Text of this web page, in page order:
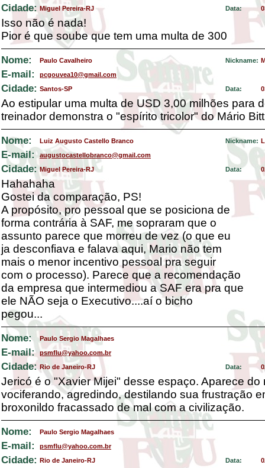
Cidade: Miguel Pereira-RJ Data:
Isso não é nada!
Pior é que soube que tem uma multa de 300
Nome: Paulo Cavalheiro Nickname:
E-mail: pcgouvea10@gmail.com
Cidade: Santos-SP Data:
Ao estipular uma multa de USD 3,00 milhões para
treinador demonstra o "espírito tricolor" do Mário
Nome: Luiz Augusto Castello Branco Nickname:
E-mail: augustocastellobranco@gmail.com
Cidade: Miguel Pereira-RJ Data:
Hahahaha
Gostei da comparação, PS!
A propósito, pro pessoal que se posiciona de
forma contrária à SAF, me sopraram que o
assunto parece que morreu de vez (o que eu
ja desconfiava e falava aqui, Mario não tem
mais o menor incentivo pessoal pra seguir
com o processo). Parece que a recomendação
da empresa que intermediou a SAF era pra que
ele NÃO seja o Executivo....aí o bicho
pegou...
Nome: Paulo Sergio Magalhaes
E-mail: psmflu@yahoo.com.br
Cidade: Rio de Janeiro-RJ Data:
Jericó é o "Xavier Mijei" desse espaço. Aparece do
vociferando, agredindo, destilando sua frustração
broxonildo fracassado de mal com a civilização.
Nome: Paulo Sergio Magalhaes
E-mail: psmflu@yahoo.com.br
Cidade: Rio de Janeiro-RJ Data: